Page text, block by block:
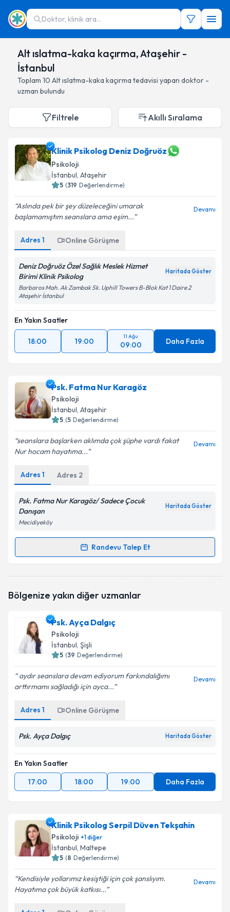
Doktor, klinik ara...
Alt ıslatma-kaka kaçırma, Ataşehir -
İstanbul
Toplam 10 Alt ıslatma-kaka kaçırma tedavisi yapan doktor -
uzman bulundu
Filtrele Akıllı Sıralama
Klinik Psikolog Deniz Doğruöz
Psikoloji
İstanbul, Ataşehir
5 (319 Değerlendirme)
Aslında pek bir şey düzeleceğini umarak
başlamamıştım seanslara ama eşim...
Devamı
Adres 1 Online Görüşme
Deniz Doğruöz Özel Sağlık Meslek Hizmet
Birimi Klinik Psikolog
Haritada Göster
Barbaros Mah. Ak Zambak Sk. Uphill Towers B-Blok Kat 1 Daire 2
Ataşehir İstanbul
En Yakın Saatler
18:00 19:00
11 Ağu
09:00 Daha Fazla
Psk. Fatma Nur Karagöz
Psikoloji
İstanbul, Ataşehir
5 (5 Değerlendirme)
seanslara başlarken aklımda çok şüphe vardı fakat
Nur hocam hayatıma...
Devamı
Adres 1 Adres 2
Psk. Fatma Nur Karagöz/ Sadece Çocuk
Danışan
Haritada Göster
Mecidiyeköy
Randevu Talep Et
Randevu Takvimi Talebi
oluşturun. Size bu uzmandan randevu almanız için bir
E-posta Adresiniz
Kişisel verilerimin işlenmesine ilişkinAydınlatma
Metni'ni okudum ve kişisel verilerimin belirtilen
Takvim Talebini Gönder
Bölgenize yakın diğer uzmanlar
Psk. Ayça Dalgıç
Psikoloji
İstanbul, Şişli
5 (39 Değerlendirme)
aydır seanslara devam ediyorum farkındalığımı
arttırmamı sağladığı için ayca...
Devamı
Adres 1 Online Görüşme
Psk. Ayça Dalgıç Haritada Göster
En Yakın Saatler
17:00
18:00 19:00 Daha Fazla
Klinik Psikolog Serpil Düven Tekşahin
Psikoloji +1diğer
İstanbul, Maltepe
5 (8 Değerlendirme)
Kendisiyle yollarımız kesiştiği için çok şanslıyım.
Hayatıma çok büyük katkısı...
Devamı